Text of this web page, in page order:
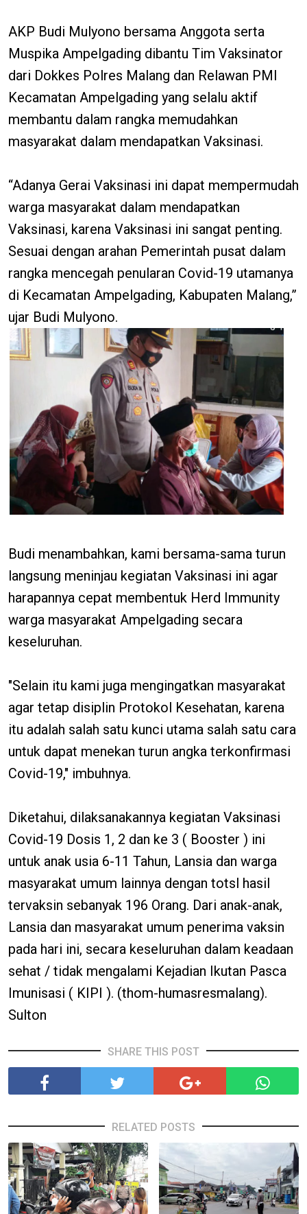
AKP Budi Mulyono bersama Anggota serta
Muspika Ampelgading dibantu Tim Vaksinator
dari Dokkes Polres Malang dan Relawan PMI
Kecamatan Ampelgading yang selalu aktif
membantu dalam rangka memudahkan
masyarakat dalam mendapatkan Vaksinasi.
“Adanya Gerai Vaksinasi ini dapat mempermudah
warga masyarakat dalam mendapatkan
Vaksinasi, karena Vaksinasi ini sangat penting.
Sesuai dengan arahan Pemerintah pusat dalam
rangka mencegah penularan Covid-19 utamanya
di Kecamatan Ampelgading, Kabupaten Malang,”
ujar Budi Mulyono.
Budi menambahkan, kami bersama-sama turun
langsung meninjau kegiatan Vaksinasi ini agar
harapannya cepat membentuk Herd Immunity
warga masyarakat Ampelgading secara
keseluruhan.
"Selain itu kami juga mengingatkan masyarakat
agar tetap disiplin Protokol Kesehatan, karena
itu adalah salah satu kunci utama salah satu cara
untuk dapat menekan turun angka terkonfirmasi
Covid-19," imbuhnya.
Diketahui, dilaksanakannya kegiatan Vaksinasi
Covid-19 Dosis 1, 2 dan ke 3 ( Booster ) ini
untuk anak usia 6-11 Tahun, Lansia dan warga
masyarakat umum lainnya dengan totsl hasil
tervaksin sebanyak 196 Orang. Dari anak-anak,
Lansia dan masyarakat umum penerima vaksin
pada hari ini, secara keseluruhan dalam keadaan
sehat / tidak mengalami Kejadian Ikutan Pasca
Imunisasi ( KIPI ). (thom-humasresmalang).
Sulton
SHARE THIS POST
RELATED POSTS